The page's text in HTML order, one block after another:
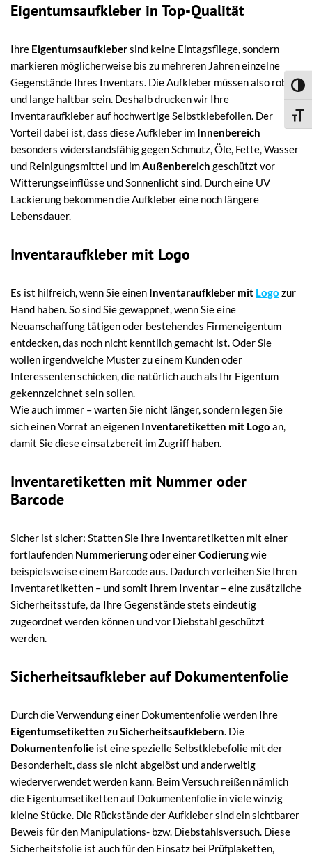
Eigentumsaufkleber in Top-Qualität
Ihre Eigentumsaufklebersind keine Eintagsfliege, sondern
markieren möglicherweise bis zu mehreren Jahren einzelne
Gegenstände Ihres Inventars. Die Aufkleber müssen also robust
und lange haltbar sein. Deshalb drucken wir Ihre
Inventaraufkleber auf hochwertige Selbstklebefolien. Der
Vorteil dabei ist, dass diese Aufkleber im Innenbereich
besonders widerstandsfähig gegen Schmutz, Öle, Fette, Wasser
und Reinigungsmittel und imAußenbereich geschützt vor
Witterungseinflüsse und Sonnenlicht sind. Durch eine UV
Lackierung bekommen die Aufkleber eine noch längere
Lebensdauer.
Inventaraufkleber mit Logo
Es ist hilfreich, wenn Sie einen Inventaraufkleber mit Logo zur
Hand haben. So sind Sie gewappnet, wenn Sie eine
Neuanschaffung tätigen oder bestehendes Firmeneigentum
entdecken, das noch nicht kenntlich gemacht ist. Oder Sie
wollen irgendwelche Muster zu einem Kunden oder
Interessenten schicken, die natürlich auch als Ihr Eigentum
gekennzeichnet sein sollen.
Wie auch immer – warten Sie nicht länger, sondern legen Sie
sich einen Vorrat an eigenen Inventaretiketten mit Logo an,
damit Sie diese einsatzbereit im Zugriff haben.
Inventaretiketten mit Nummer oder
Barcode
Sicher ist sicher: Statten Sie Ihre Inventaretiketten mit einer
fortlaufenden Nummerierungoder einerCodierungwie
beispielsweise einem Barcode aus. Dadurch verleihen Sie Ihren
Inventaretiketten – und somit Ihrem Inventar – eine zusätzliche
Sicherheitsstufe, da Ihre Gegenstände stets eindeutig
zugeordnet werden können und vor Diebstahl geschützt
werden.
Sicherheitsaufkleber auf Dokumentenfolie
Durch die Verwendung einer Dokumentenfolie werden Ihre
Eigentumsetiketten zuSicherheitsaufklebern. Die
Dokumentenfolie ist eine spezielle Selbstklebefolie mit der
Besonderheit, dass sie nicht abgelöst und anderweitig
wiederverwendet werden kann. Beim Versuch reißen nämlich
die Eigentumsetiketten auf Dokumentenfolie in viele winzig
kleine Stücke. Die Rückstände der Aufkleber sind ein sichtbarer
Beweis für den Manipulations- bzw. Diebstahlsversuch. Diese
Sicherheitsfolie ist auch für den Einsatz bei Prüfplaketten,